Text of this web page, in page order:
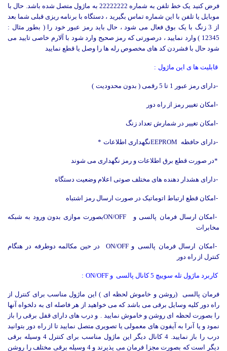
فرض کنید یک خط تلفن به شماره 22222222 به ماژول متصل شده باشد. حال با
موبایل یا تلفن با این شماره تماس بگیرید ، دستگاه با برنامه ریزی قبلی شما بعد
از 3 زنگ با یک بوق فعال می شود ، حال باید رمز عبور خود را ( بطور مثال :
12345 ) وارد نمایید ، درصورتی که رمز صحیح وارد شود با آلارم خاصی تایید می
شود حال با فشردن کد های مخصوص رله ها را وصل یا قطع نمایید
قابلیت ها ی این ماژول :
-دارای رمز عبور 1 تا 5 رقمی ( بدون محدودیت (
-امکان تغییر رمز از راه دور
-امکان تغییر در شمارش تعداد زنگ
-دارای حافظه EEPROMنگهداری اطلاعات *
*در صورت قطع برق اطلاعات و رمز نگهداری می شوند
-دارای هشدار دهنده های مختلف صوتی اعلام وضعیت دستگاه
-امکان قطع ارتباط اتوماتیک در صورت ارسال رمز اشتباه
-امکان ارسال فرمان پالسی و ON/OFFبصورت موازی بدون ورود به شبکه
مخابرات
-امکان ارسال فرمان پالسی وON/OFF
در حین مکالمه دوطرفه در هنگام
کنترل از راه دور
کاربرد ماژول تله سوییچ 5 کانال پالسی و ON/OFF
:
فرمان پالسی )روشن و خاموش لحظه ای ) این ماژول مناسب برای کنترل از
راه دور کلیه وسایل برقی می باشد که می خواهید از هر فاصله ای به دلخواه آنها
را بصورت لحظه ای روشن و خاموش نمایید . و درب های دارای قفل برقی را باز
نمود و یا آنرا به آیفون های معمولی یا تصویری متصل نمایید تا از راه دور بتوانید
درب را باز نمایید. 4 کانال دیگر این ماژول مناسب برای کنترل 4 وسیله برقی
دیگر است که بصورت مجزا فرمان می پذیرند و 4 وسیله برقی مختلف را روشن